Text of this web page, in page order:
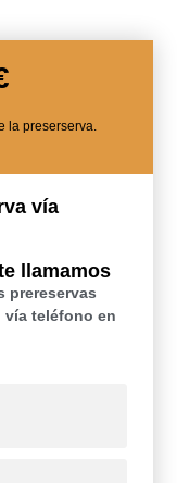
la preserserva.
vía
llamamos
prereservas
vía teléfono en